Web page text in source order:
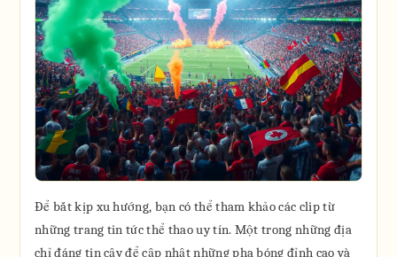
Để bắt kịp xu hướng, bạn có thể tham khảo các clip từ
những trang tin tức thể thao uy tín. Một trong những địa
chỉ đáng tin cậy để cập nhật những pha bóng đỉnh cao và